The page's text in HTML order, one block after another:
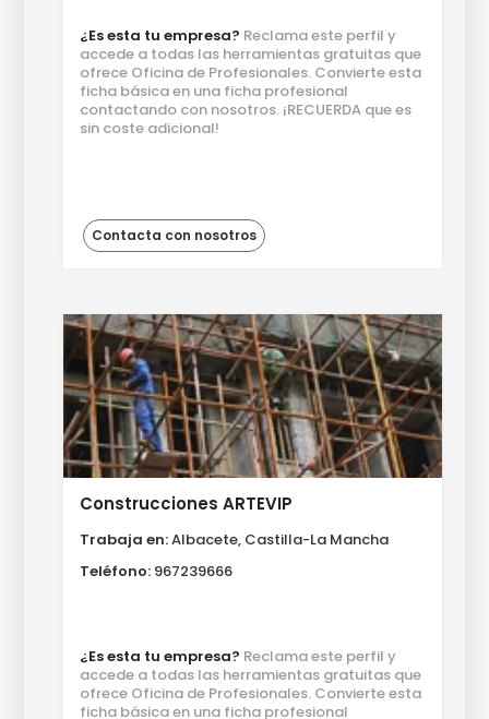
¿Es esta tu empresa? Reclama este perfil y
accede a todas las herramientas gratuitas que
ofrece Oficina de Profesionales. Convierte esta
ficha básica en una ficha profesional
contactando con nosotros. ¡RECUERDA que es
sin coste adicional!
Contacta con nosotros
Construcciones ARTEVIP
Trabaja en:Albacete, Castilla-La Mancha
Teléfono: 967239666
¿Es esta tu empresa? Reclama este perfil y
accede a todas las herramientas gratuitas que
ofrece Oficina de Profesionales. Convierte esta
ficha básica en una ficha profesional